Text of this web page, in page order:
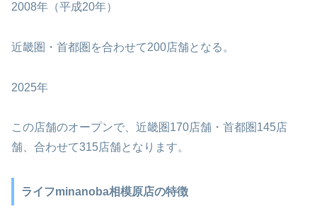
2008年（平成20年）
近畿圏・首都圏を合わせて200店舗となる。
2025年
この店舗のオープンで、近畿圏170店舗・首都圏145店
舗、合わせて315店舗となります。
ライフminanoba相模原店の特徴